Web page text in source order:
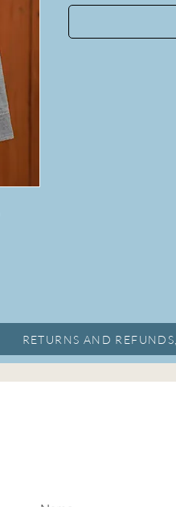
RETURNS AND